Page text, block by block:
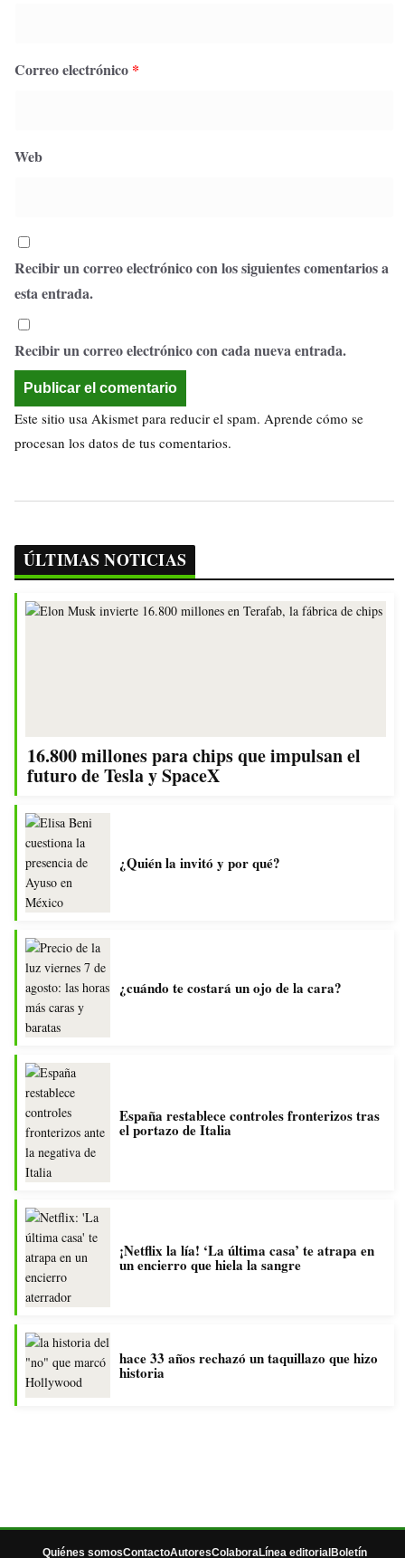
Correo electrónico *
Web
Recibir un correo electrónico con los siguientes comentarios a
esta entrada.
Recibir un correo electrónico con cada nueva entrada.
Este sitio usa Akismet para reducir el spam. Aprende cómo se
procesan los datos de tus comentarios.
ÚLTIMAS NOTICIAS
16.800 millones para chips que impulsan el
futuro de Tesla y SpaceX
¿Quién la invitó y por qué?
¿cuándo te costará un ojo de la cara?
España restablece controles fronterizos tras
el portazo de Italia
¡Netflix la lía! ‘La última casa’ te atrapa en
un encierro que hiela la sangre
hace 33 años rechazó un taquillazo que hizo
historia
Quiénes somosContactoAutoresColaboraLínea editorial Boletín